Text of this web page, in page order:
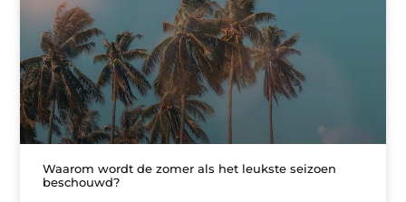
Waarom wordt de zomer als het leukste seizoen
beschouwd?